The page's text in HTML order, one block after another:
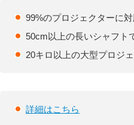
99%のプロジェクターに
50cm以上の長いシャフト
20キロ以上の大型プロジ
詳細はこちら